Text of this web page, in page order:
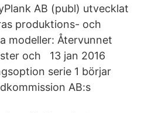
AB (publ) utvecklat
produktions- och
modeller: Återvunnet
och 13 jan 2016
serie 1 börjar
AB:s